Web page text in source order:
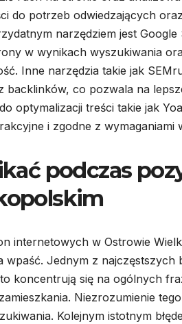
do potrzeb odwiedzających
narzędziem jest
w wynikach wyszukiwania
Inne narzędzia takie jak
backlinków, co pozwala na
optymalizacji treści takie jak
i zgodne z wymaganiami
podczas
internetowych w Ostrowie
wpaść. Jednym z najczęstszych
koncentrują się na ogólnych
Niezrozumienie
Kolejnym istotnym